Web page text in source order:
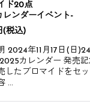
ド20点
レンダーイベント-
(税込)
2024年11月17日(日
カレンダー 発売
したブロマイドをセ
…